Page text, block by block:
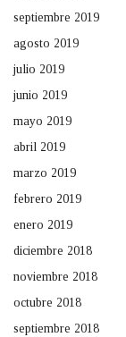
septiembre 2019
agosto 2019
julio 2019
junio 2019
mayo 2019
abril 2019
marzo 2019
febrero 2019
enero 2019
diciembre 2018
noviembre 2018
octubre 2018
septiembre 2018